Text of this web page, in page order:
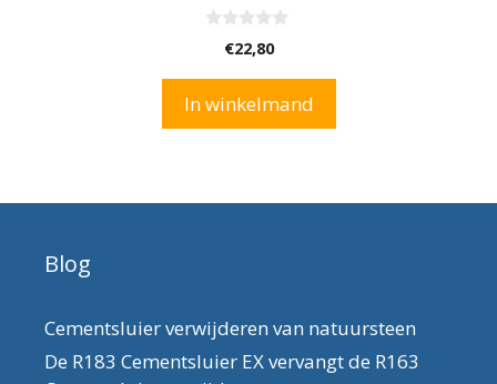
5
€22,80
In winkelmand
Blog
Cementsluier verwijderen van natuursteen
De R183 Cementsluier EX vervangt de R163